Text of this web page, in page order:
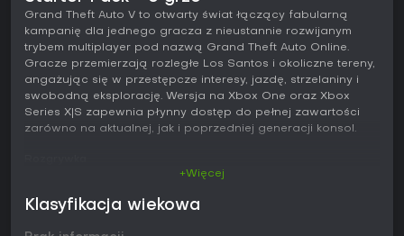
Grand Theft Auto V to otwarty świat łączący fabularną
kampanię dla jednego gracza z nieustannie rozwijanym
trybem multiplayer pod nazwą Grand Theft Auto Online.
Gracze przemierzają rozległe Los Santos i okoliczne tereny,
angażując się w przestępcze interesy, jazdę, strzelaniny i
swobodną eksplorację. Wersja na Xbox One oraz Xbox
Series X|S zapewnia płynny dostęp do pełnej zawartości
zarówno na aktualnej, jak i poprzedniej generacji konsol.
Podstawą rozgrywki jest sterowanie trzema bohaterami,
których historie splatają się podczas serii ryzykownych
napadów. Przełączanie między postaciami odbywa się
natychmiast, a każda z nich dysponuje unikalnymi
+Więcej
Klasyfikacja wiekowa